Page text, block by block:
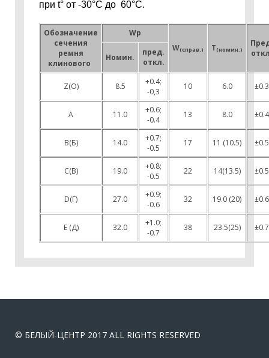
при t° от -30°С до 60°С.
Обозначение
сечения
ремня
клинового
Wp
W(справ.) T(номин.)
Номин.
пред.
откл.
Z(O) 8.5
+0.4;
-0,3
10 6.0 ±0.3
A 11.0
+0.6;
-0.4
13 8.0 ±0.4
В(Б) 14.0
+0.7;
-0.5
17 11 (10.5) ±0.5
С(В) 19.0
+0.8;
-0.5
22 14(13.5) ±0.5
D(Г) 27.0
+0.9;
-0.6
32 19.0 (20) ±0.6
E (Д) 32.0
+1.0;
-0.7
38 23.5(25) ±0.7
© БЕЛЫЙ-ЦЕНТР 2017 ALL RIGHTS RESERVED